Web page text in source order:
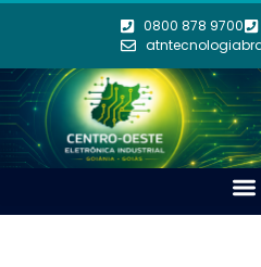
0800 878 9700